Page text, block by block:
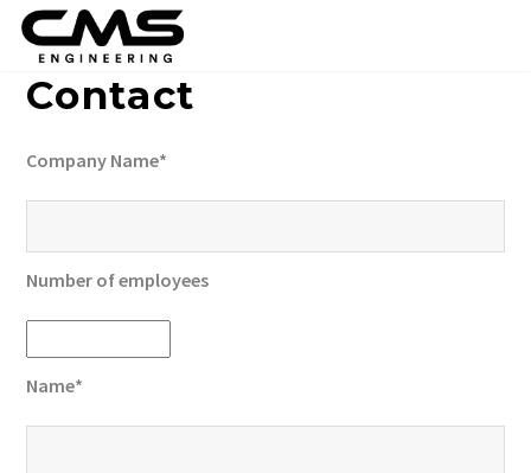
Contact
Company Name
Number of employees
Name